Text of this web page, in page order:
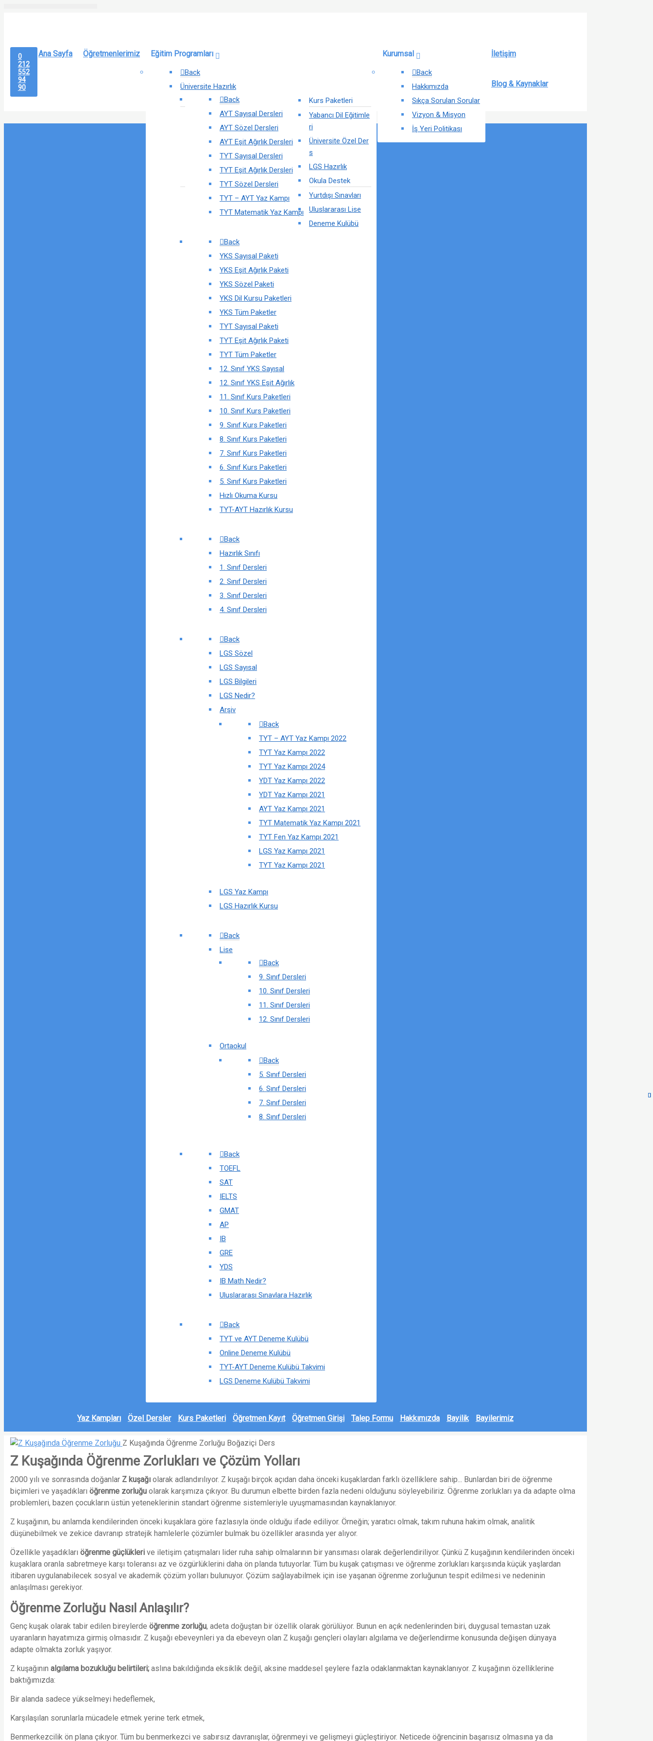
Ana Sayfa Öğretmenlerimiz Eğitim Programları
Back
Üniversite Hazırlık
Back
AYT Sayısal Dersleri
AYT Sözel Dersleri
AYT Eşit Ağırlık Dersleri
TYT Sayısal Dersleri
TYT Eşit Ağırlık Dersleri
TYT Sözel Dersleri
TYT – AYT Yaz Kampı
TYT Matematik Yaz Kampı
Kurs Paketleri
Back
YKS Sayısal Paketi
YKS Eşit Ağırlık Paketi
YKS Sözel Paketi
YKS Dil Kursu Paketleri
YKS Tüm Paketler
TYT Sayısal Paketi
TYT Eşit Ağırlık Paketi
TYT Tüm Paketler
12. Sınıf YKS Sayısal
12. Sınıf YKS Eşit Ağırlık
11. Sınıf Kurs Paketleri
10. Sınıf Kurs Paketleri
9. Sınıf Kurs Paketleri
8. Sınıf Kurs Paketleri
7. Sınıf Kurs Paketleri
6. Sınıf Kurs Paketleri
5. Sınıf Kurs Paketleri
Hızlı Okuma Kursu
TYT-AYT Hazırlık Kursu
Yabancı Dil Eğitimle
ri
Üniversite Özel Der
s
Back
Hazırlık Sınıfı
1. Sınıf Dersleri
2. Sınıf Dersleri
3. Sınıf Dersleri
4. Sınıf Dersleri
LGS Hazırlık
Back
LGS Sözel
LGS Sayısal
LGS Bilgileri
LGS Nedir?
Arşiv
Back
TYT – AYT Yaz Kampı 2022
TYT Yaz Kampı 2022
TYT Yaz Kampı 2024
YDT Yaz Kampı 2022
YDT Yaz Kampı 2021
AYT Yaz Kampı 2021
TYT Matematik Yaz Kampı 2021
TYT Fen Yaz Kampı 2021
LGS Yaz Kampı 2021
TYT Yaz Kampı 2021
LGS Yaz Kampı
LGS Hazırlık Kursu
Okula Destek
Back
Lise
Back
9. Sınıf Dersleri
10. Sınıf Dersleri
11. Sınıf Dersleri
12. Sınıf Dersleri
Ortaokul
Back
5. Sınıf Dersleri
6. Sınıf Dersleri
7. Sınıf Dersleri
8. Sınıf Dersleri
Yurtdışı Sınavları
Back
TOEFL
SAT
IELTS
GMAT
AP
IB
GRE
YDS
IB Math Nedir?
Uluslararası Sınavlara Hazırlık
Uluslararası Lise
Deneme Kulübü
Back
TYT ve AYT Deneme Kulübü
Online Deneme Kulübü
TYT-AYT Deneme Kulübü Takvimi
LGS Deneme Kulübü Takvimi
Kurumsal
Back
Hakkımızda
Sıkça Sorulan Sorular
Vizyon & Misyon
İş Yeri Politikası
İletişim
Blog & Kaynaklar
0
212
552
94
90
Yaz Kampları Özel Dersler Kurs Paketleri Öğretmen Kayıt Öğretmen Girişi Talep Formu Hakkımızda Bayilik Bayilerimiz
Z Kuşağında Öğrenme Zorluğu Boğaziçi Ders
Z Kuşağında Öğrenme Zorlukları ve Çözüm Yolları
2000 yılı ve sonrasında doğanlar Z kuşağıolarak adlandırılıyor. Z kuşağı birçok açıdan daha önceki kuşaklardan farklı özelliklere sahip... Bunlardan biri de öğrenme
biçimleri ve yaşadıkları öğrenme zorluğuolarak karşımıza çıkıyor. Bu durumun elbette birden fazla nedeni olduğunu söyleyebiliriz. Öğrenme zorlukları ya da adapte olma
problemleri, bazen çocukların üstün yeteneklerinin standart öğrenme sistemleriyle uyuşmamasından kaynaklanıyor.
Z kuşağının, bu anlamda kendilerinden önceki kuşaklara göre fazlasıyla önde olduğu ifade ediliyor. Örneğin; yaratıcı olmak, takım ruhuna hakim olmak, analitik
düşünebilmek ve zekice davranıp stratejik hamlelerle çözümler bulmak bu özellikler arasında yer alıyor.
Özellikle yaşadıkları öğrenme güçlükleri ve iletişim çatışmaları lider ruha sahip olmalarının bir yansıması olarak değerlendiriliyor. Çünkü Z kuşağının kendilerinden önceki
kuşaklara oranla sabretmeye karşı toleransı az ve özgürlüklerini daha ön planda tutuyorlar. Tüm bu kuşak çatışması ve öğrenme zorlukları karşısında küçük yaşlardan
itibaren uygulanabilecek sosyal ve akademik çözüm yolları bulunuyor. Çözüm sağlayabilmek için ise yaşanan öğrenme zorluğunun tespit edilmesi ve nedeninin
anlaşılması gerekiyor.
Öğrenme Zorluğu Nasıl Anlaşılır?
Genç kuşak olarak tabir edilen bireylerde öğrenme zorluğu, adeta doğuştan bir özellik olarak görülüyor. Bunun en açık nedenlerinden biri, duygusal temastan uzak
uyaranların hayatımıza girmiş olmasıdır. Z kuşağı ebeveynleri ya da ebeveyn olan Z kuşağı gençleri olayları algılama ve değerlendirme konusunda değişen dünyaya
adapte olmakta zorluk yaşıyor.
Z kuşağının algılama bozukluğu belirtileri;aslına bakıldığında eksiklik değil, aksine maddesel şeylere fazla odaklanmaktan kaynaklanıyor. Z kuşağının özelliklerine
baktığımızda:
Bir alanda sadece yükselmeyi hedeflemek,
Karşılaşılan sorunlarla mücadele etmek yerine terk etmek,
Benmerkezcilik ön plana çıkıyor. Tüm bu benmerkezci ve sabırsız davranışlar, öğrenmeyi ve gelişmeyi güçleştiriyor. Neticede öğrencinin başarısız olmasına ya da